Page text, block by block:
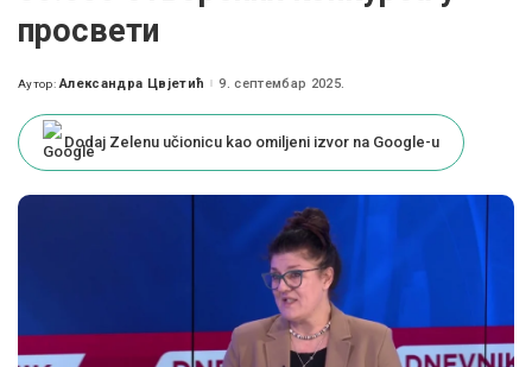
просвети
Posted
Аутор: Александра Цвјетић 9. септембар 2025.
Dodaj Zelenu učionicu kao omiljeni izvor na Google-u